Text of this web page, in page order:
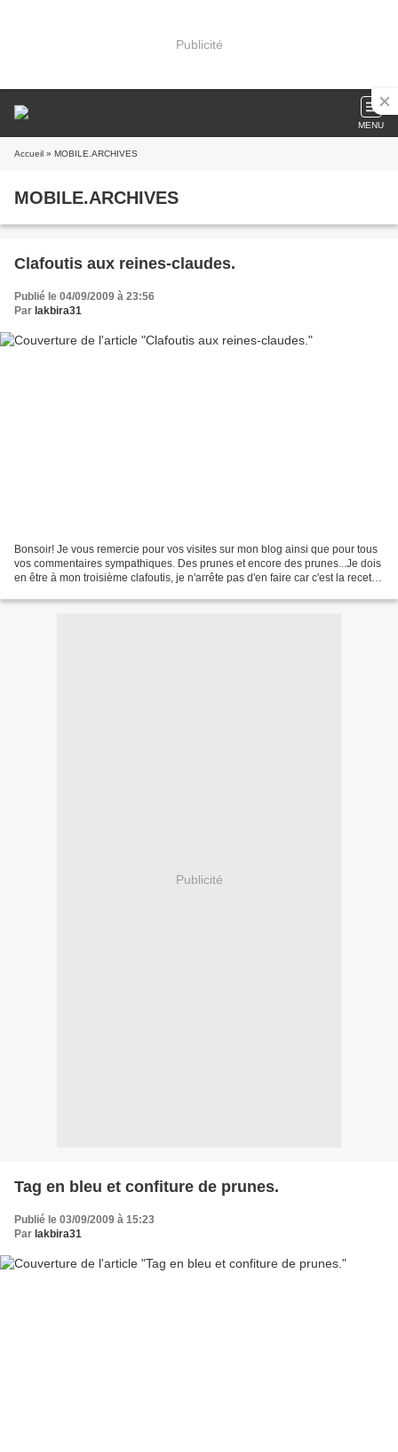
Publicité
MENU
Accueil » MOBILE.ARCHIVES
MOBILE.ARCHIVES
Clafoutis aux reines-claudes.
Publié le 04/09/2009 à 23:56
Par lakbira31
Bonsoir! Je vous remercie pour vos visites sur mon blog ainsi que pour tous
vos commentaires sympathiques. Des prunes et encore des prunes...Je dois
en être à mon troisième clafoutis, je n'arrête pas d'en faire car c'est la recette
Publicité
Tag en bleu et confiture de prunes.
Publié le 03/09/2009 à 15:23
Par lakbira31